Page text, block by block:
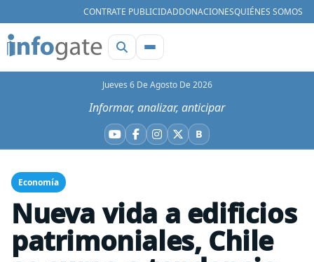
CONTRATE PUBLICIDADDONACIONESQUIÉNES SOMOS
Jueves 6 De Agosto De 2026
Informar, analizar, anticipar
YouTube
Facebook
Instagram
X BBluesky
Economía
Nueva vida a edificios
patrimoniales, Chile